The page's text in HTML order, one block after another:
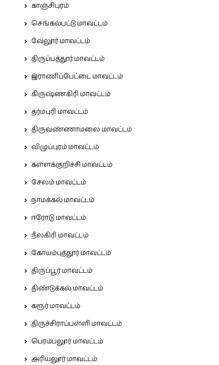
காஞ்சிபுரம்
செங்கல்பட்டு மாவட்டம்
வேலூர் மாவட்டம்
திருப்பத்தூர் மாவட்டம்
இராணிப்பேட்டை மாவட்டம்
கிருஷ்ணகிரி மாவட்டம்
தர்மபுரி மாவட்டம்
திருவண்ணாமலை மாவட்டம்
விழுப்புரம் மாவட்டம்
கள்ளக்குறிச்சி மாவட்டம்
சேலம் மாவட்டம்
நாமக்கல் மாவட்டம்
ஈரோடு மாவட்டம்
நீலகிரி மாவட்டம்
கோயம்புத்தூர் மாவட்டம்
திருப்பூர் மாவட்டம்
திண்டுக்கல் மாவட்டம்
கரூர் மாவட்டம்
திருச்சிராப்பள்ளி மாவட்டம்
பெரம்பலூர் மாவட்டம்
அரியலூர் மாவட்டம்